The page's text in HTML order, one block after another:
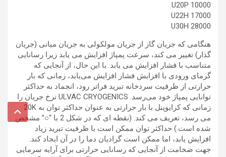
U20P 10000
U22H 17000
U30H 28000
هنگامی که جریان گاز از جریان مولکولی به جریان میانی (جریان
گذار) تغییر می کند، سرعت پمپاژ افزایش می یابد زیرا رسانایی
متناسب با فشار افزایش می یابد. با این حال، از آنجایی که
گرمای ورودی با افزایش فشار افزایش می‌یابد، زمانی که بار
حرارتی از ظرفیت سردخانه تبرید فراتر رود، انجماد به حداکثر
توانایی پمپاژ خود می‌رسد. ULVAC CRYOGENICS نرخ جریان را
زمانی که کرایوپنل با بار حرارتی به عنوان حداکثر توان به 20K
می رسد، تعریف می کند. (نقطه ای که در شکل 2 با “○” مشخص
شده است.) حداکثر توان ممکن است با ظرفیت تبرید زیاد
افزایش یابد، اما ممکن است گرادیان دما را در آن ایجاد کند.
جهت ضخامت از آنجایی که رسانایی حرارتی برای آرایه سرمایی